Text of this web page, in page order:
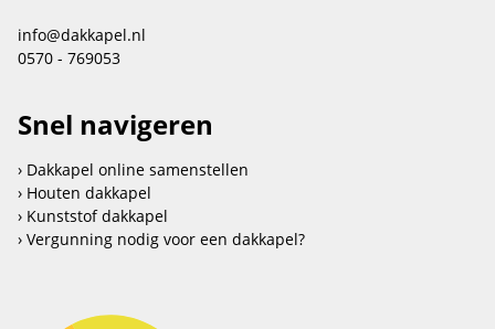
info@dakkapel.nl
0570 - 769053
Snel navigeren
Dakkapel online samenstellen
Houten dakkapel
Kunststof dakkapel
Vergunning nodig voor een dakkapel?